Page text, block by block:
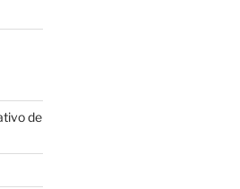
de